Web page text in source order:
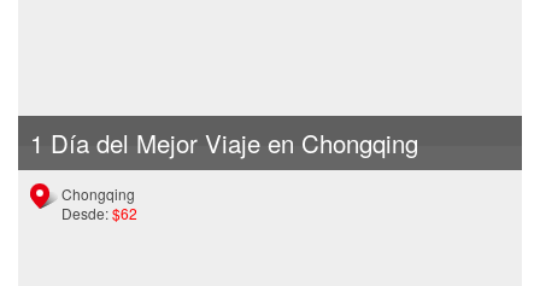
1 Día del Mejor Viaje en Chongqing
Chongqing
Desde:$62